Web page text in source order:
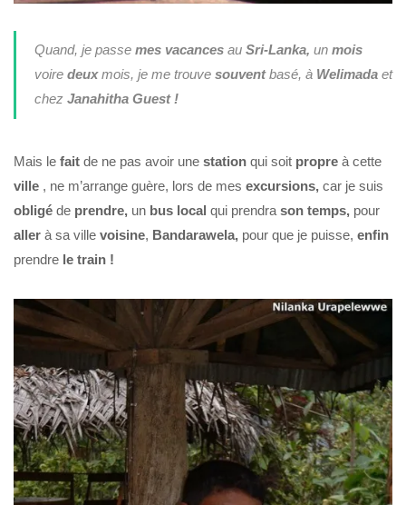
Quand, je passe mes vacancesau Sri-Lanka, un mois
voire deuxmois, je me trouve souventbasé, à Welimadaet
chez Janahitha Guest !
Mais le fait de ne pas avoir une station qui soit propre à cette
ville , ne m’arrange guère, lors de mes excursions, car je suis
obligé de prendre, un bus local qui prendra son temps, pour
aller à sa ville voisine, Bandarawela, pour que je puisse, enfin
prendre le train !